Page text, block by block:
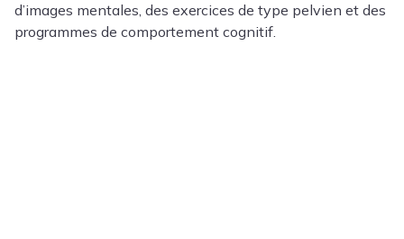
d’images mentales, des exercices de type pelvien et des
programmes de comportement cognitif.